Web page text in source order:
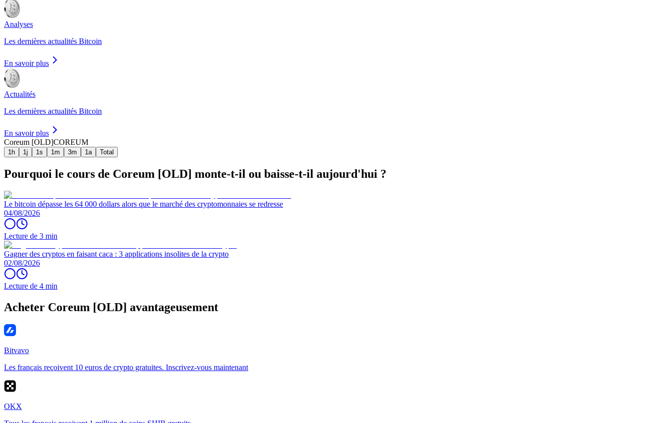
Analyses
Les dernières actualités Bitcoin
En savoir plus
Actualités
Les dernières actualités Bitcoin
En savoir plus
Coreum [OLD]COREUM
1h 1j 1s 1m 3m 1a Total
Pourquoi le cours de Coreum [OLD] monte-t-il ou baisse-t-il aujourd'hui ?
Le bitcoin dépasse les 64 000 dollars alors que le marché des cryptomonnaies se redresse
04/08/2026
Lecture de 3 min
Gagner des cryptos en faisant caca : 3 applications insolites de la crypto
02/08/2026
Lecture de 4 min
Acheter Coreum [OLD] avantageusement
Bitvavo
Les français reçoivent 10 euros de crypto gratuites. Inscrivez-vous maintenant
OKX